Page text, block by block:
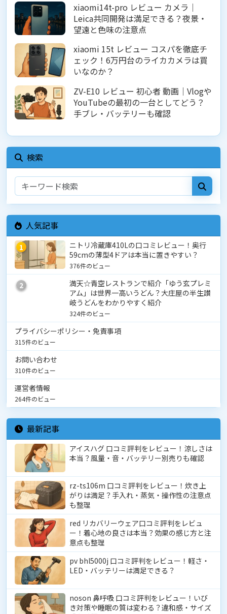
xiaomi14t-pro レビュー カメラ｜
Leica共同開発は満足できる？夜景・
望遠と色味の注意点
xiaomi 15t レビュー コスパを徹底チ
ェック！6万円台のライカカメラは買
いなのか？
ZV-E10 レビュー 初心者 動画｜Vlogや
YouTubeの最初の一台としてどう？
手ブレ・バッテリーも確認
検索
人気記事
1
ニトリ冷蔵庫410Lの口コミレビュー！奥行
59cmの薄型4ドアは本当に置きやすい？
376件のビュー
2
満天☆青空レストランで紹介「ゆう玄プレミ
アム」は世界一高いうどん？大庄屋の半生讃
岐うどんをわかりやすく紹介
324件のビュー
プライバシーポリシー・免責事項
315件のビュー
お問い合わせ
310件のビュー
運営者情報
264件のビュー
最新記事
アイスハグ 口コミ評判をレビュー！涼しさは
本当？風量・音・バッテリー別売りも確認
rz-ts106m 口コミ評判をレビュー！炊き上
がりは満足？手入れ・蒸気・操作性の注意点
も整理
red リカバリーウェア口コミ評判をレビュ
ー！着心地の良さは本当？効果の感じ方と注
意点も整理
pv bhl5000j 口コミ評判をレビュー！軽さ・
LED・バッテリーは満足できる？
noson 鼻呼吸 口コミ評判をレビュー！いび
き対策や睡眠の質は変わる？違和感・サイズ